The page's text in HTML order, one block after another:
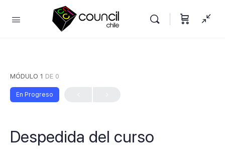
MÓDULO 1 DE 0
En Progreso
Despedida del curso